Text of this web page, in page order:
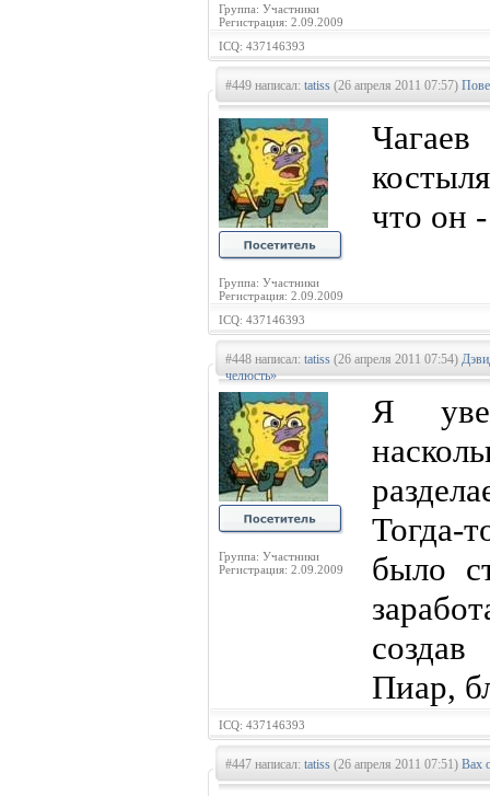
Группа: Участники
Регистрация: 2.09.2009
ICQ: 437146393
#449 написал: tatiss (26 апреля 2011 07:57)
Группа: Участники
Регистрация: 2.09.2009
что
ICQ: 437146393
#448 написал: tatiss (26 апреля 2011 07:54)
челюсть»
Группа: Участники
Регистрация: 2.09.2009
Я
Тогда-
было
Пиар,
ICQ: 437146393
#447 написал: tatiss (26 апреля 2011 07:51) Вах